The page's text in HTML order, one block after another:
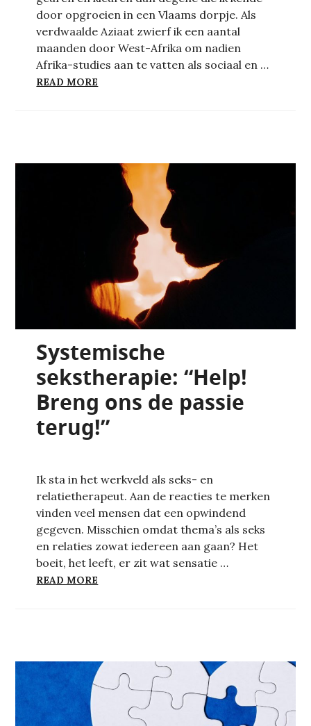
door opgroeien in een Vlaams dorpje. Als
verdwaalde Aziaat zwierf ik een aantal
maanden door West-Afrika om nadien
Afrika-studies aan te vatten als sociaal en …
READ MORE
Systemische
sekstherapie: “Help!
Breng ons de passie
terug!”
Ik sta in het werkveld als seks- en
relatietherapeut. Aan de reacties te merken
vinden veel mensen dat een opwindend
gegeven. Misschien omdat thema’s als seks
en relaties zowat iedereen aan gaan? Het
boeit, het leeft, er zit wat sensatie …
READ MORE